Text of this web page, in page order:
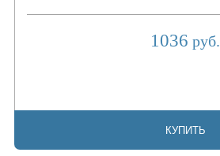
1036 руб.
КУПИТЬ